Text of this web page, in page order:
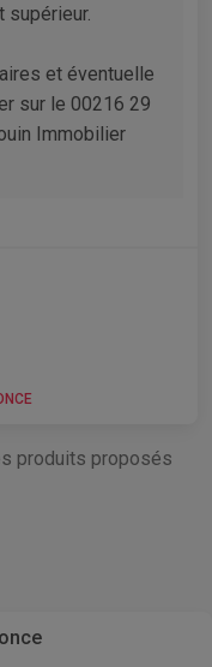
supérieur.
et éventuelle
sur le 00216 29
Immobilier
produits proposés